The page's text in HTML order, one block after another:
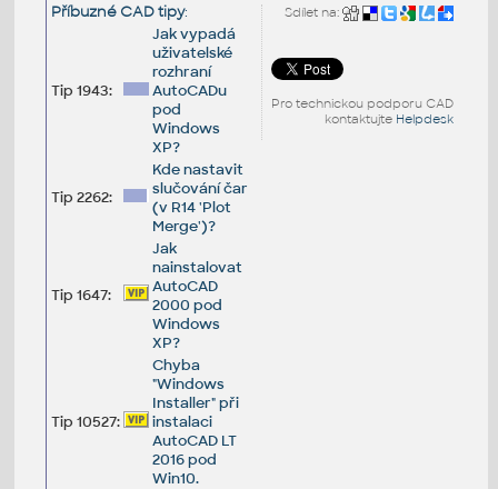
Sdílet na:
Pro technickou podporu CAD
kontaktujte Helpdesk
Příbuzné CAD tipy:
Tip 1943:
Jak vypadá
uživatelské
rozhraní
AutoCADu
pod
Windows
XP?
Tip 2262:
Kde nastavit
slučování čar
(v R14 'Plot
Merge')?
Tip 1647:
Jak
nainstalovat
AutoCAD
2000 pod
Windows
XP?
Tip 10527:
Chyba
"Windows
Installer" při
instalaci
AutoCAD LT
2016 pod
Win10.